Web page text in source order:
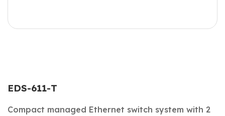
EDS-611-T
Compact managed Ethernet switch system with 2